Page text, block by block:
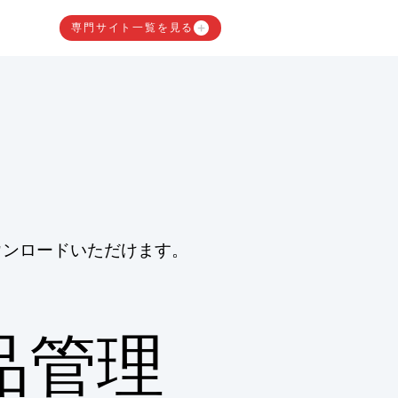
専門サイト一覧を見る
ロードいただけます。
管理